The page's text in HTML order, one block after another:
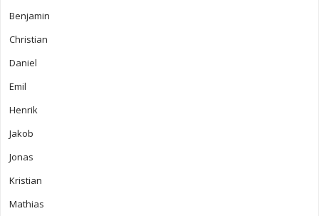
Benjamin
Christian
Daniel
Emil
Henrik
Jakob
Jonas
Kristian
Mathias